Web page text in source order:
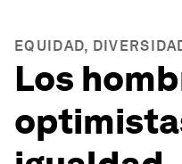
EQUIDAD,
Los